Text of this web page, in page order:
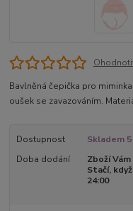
Bavlněná čepička pro
oušek se zavazováním.
Dostupnost
Skladem
Doba dodání
Zboží
Stačí,
24:00